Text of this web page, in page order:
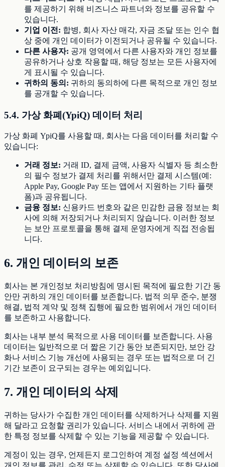
를 제공하기 위해 비즈니스 파트너와 정보를 공유할 수
있습니다.
기업 이전: 합병, 회사 자산 매각, 자금 조달 또는 인수 협
상 중에 개인 데이터가 이전되거나 공유될 수 있습니다.
다른 사용자: 공개 영역에서 다른 사용자와 개인 정보를
공유하거나 상호 작용할 때, 해당 정보는 모든 사용자에
게 표시될 수 있습니다.
귀하의 동의: 귀하의 동의하에 다른 목적으로 개인 정보
를 공개할 수 있습니다.
5.4. 가상 화폐(YpiQ) 데이터 처리
가상 화폐 YpiQ를 사용할 때, 회사는 다음 데이터를 처리할 수
있습니다:
거래 정보: 거래 ID, 결제 금액, 사용자 식별자 등 최소한
의 필수 정보가 결제 처리를 위해서만 결제 시스템(예:
Apple Pay, Google Pay 또는 앱에서 지원하는 기타 플랫
폼)과 공유됩니다.
금융 정보: 신용카드 번호와 같은 민감한 금융 정보는 회
사에 의해 저장되거나 처리되지 않습니다. 이러한 정보
는 보안 프로토콜을 통해 결제 운영자에게 직접 전송됩
니다.
6. 개인 데이터의 보존
회사는 본 개인정보 처리방침에 명시된 목적에 필요한 기간 동
안만 귀하의 개인 데이터를 보존합니다. 법적 의무 준수, 분쟁
해결, 법적 계약 및 정책 집행에 필요한 범위에서 개인 데이터
를 보존하고 사용합니다.
회사는 내부 분석 목적으로 사용 데이터를 보존합니다. 사용
데이터는 일반적으로 더 짧은 기간 동안 보존되지만, 보안 강
화나 서비스 기능 개선에 사용되는 경우 또는 법적으로 더 긴
기간 보존이 요구되는 경우는 예외입니다.
7. 개인 데이터의 삭제
귀하는 당사가 수집한 개인 데이터를 삭제하거나 삭제를 지원
해 달라고 요청할 권리가 있습니다. 서비스 내에서 귀하에 관
한 특정 정보를 삭제할 수 있는 기능을 제공할 수 있습니다.
계정이 있는 경우, 언제든지 로그인하여 계정 설정 섹션에서
개인 정보를 관리, 수정 또는 삭제할 수 있습니다. 또한 당사에